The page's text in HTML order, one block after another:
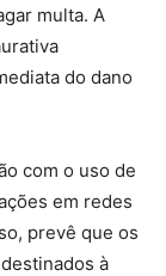
multa. A
do dano
com o uso de
em redes
prevê que os
à